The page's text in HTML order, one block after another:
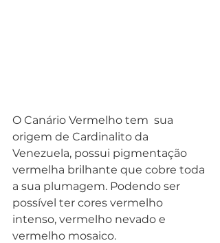
O Canário Vermelho tem  sua
origem de Cardinalito da
Venezuela, possui pigmentação
vermelha brilhante que cobre toda
a sua plumagem. Podendo ser
possível ter cores vermelho
intenso, vermelho nevado e
vermelho mosaico.